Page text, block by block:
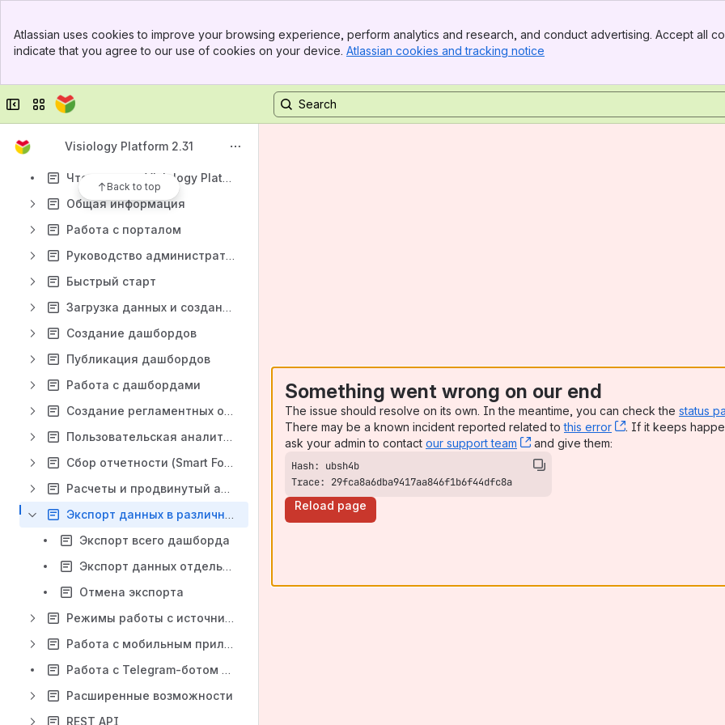
Top Bar
Sidebar
Atlassian uses cookies to improve your browsing experience, perform analytics and research, and conduct advertising. Accept all
indicate that you agree to our use of cookies on your device. Atlassian cookies and tracking notice
Collapse sidebar
Switch sites or apps
Visiology Platform 2.31
Back to top
Results will update as you type.
Что нового в Visiology Platform 2.31
Общая информация
Работа с порталом
Руководство администратора
Быстрый старт
Загрузка данных и создание многомерной модели данных
Создание дашбордов
Публикация дашбордов
Работа с дашбордами
Создание регламентных отчетов
Пoльзовательская аналитика
Сбор отчетности (Smart Forms)
Расчеты и продвинутый анализ
Экспорт данных в различные форматы
Экспорт всего дашборда
Экспорт данных отдельного виджета
Отмена экспорта
Режимы работы с источником данных
Работа с мобильным приложением Visiology
Работа с Telegram-ботом ViTalk
Расширенные возможности
REST API
Something went wrong on our end
The issue should resolve on its own. In the meantime, you can check the status
There may be a known incident reported related tothis error , (opens new
. If it keeps
ask your admin to contact our support team , (opens new window)
and give them:
Trace: 29fca8a6dba9417aa846f1b6f44dfc8a
Reload page